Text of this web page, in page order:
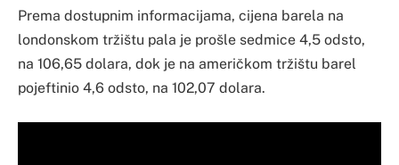
Prema dostupnim informacijama, cijena barela na
londonskom tržištu pala je prošle sedmice 4,5 odsto,
na 106,65 dolara, dok je na američkom tržištu barel
pojeftinio 4,6 odsto, na 102,07 dolara.